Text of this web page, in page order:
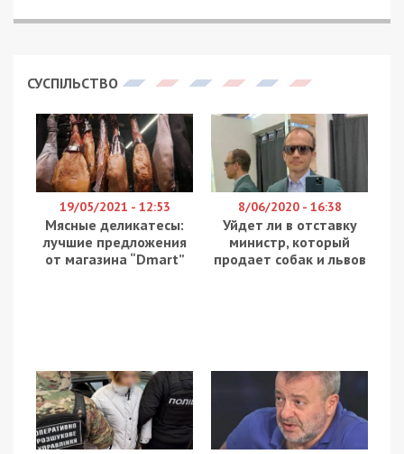
СУСПІЛЬСТВО
19/05/2021 - 12:53
Мясные деликатесы:
лучшие предложения
от магазина “Dmart”
8/06/2020 - 16:38
Уйдет ли в отставку
министр, который
продает собак и львов